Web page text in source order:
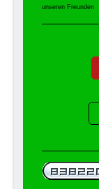
unseren Freunden